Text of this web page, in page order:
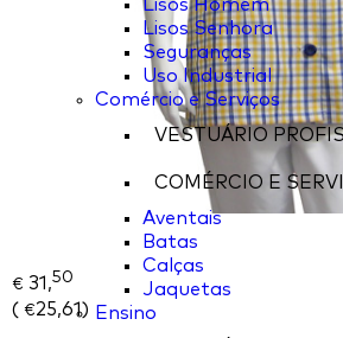
Lisos Homem
Lisos Senhora
Seguranças
Uso Industrial
Comércio e Serviços
VESTUÁRIO
COMÉRCIO E
Aventais
Batas
Calças
Jaquetas
Ensino
€ 31,50
( €25,61)